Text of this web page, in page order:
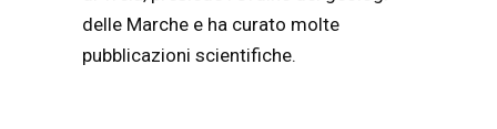
delle Marche e ha curato molte
pubblicazioni scientifiche.